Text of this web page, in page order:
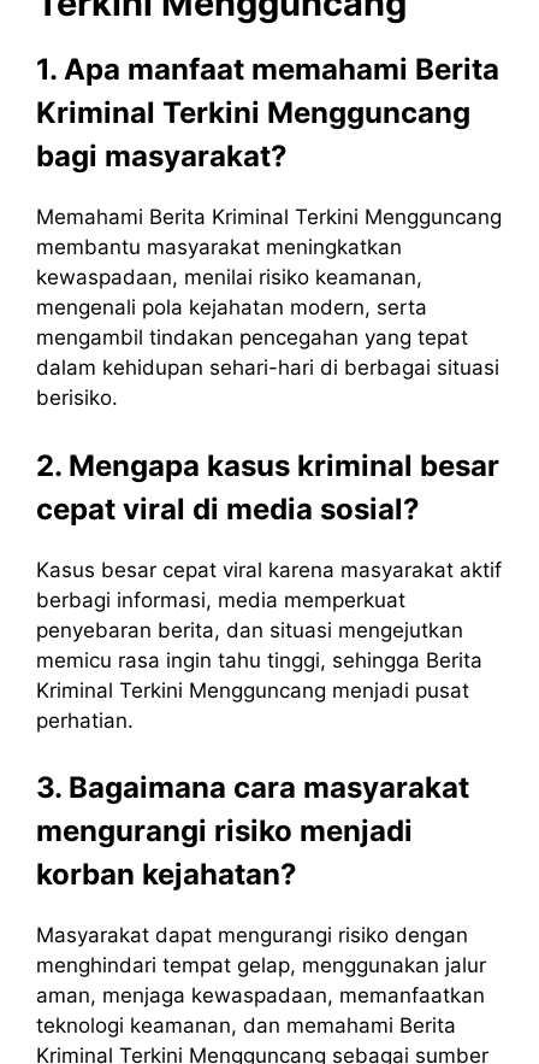
1. Apa manfaat memahami Berita
Kriminal Terkini Mengguncang
bagi masyarakat?
Memahami Berita Kriminal Terkini Mengguncang
membantu masyarakat meningkatkan
kewaspadaan, menilai risiko keamanan,
mengenali pola kejahatan modern, serta
mengambil tindakan pencegahan yang tepat
dalam kehidupan sehari-hari di berbagai situasi
berisiko.
2. Mengapa kasus kriminal besar
cepat viral di media sosial?
Kasus besar cepat viral karena masyarakat aktif
berbagi informasi, media memperkuat
penyebaran berita, dan situasi mengejutkan
memicu rasa ingin tahu tinggi, sehingga Berita
Kriminal Terkini Mengguncang menjadi pusat
perhatian.
3. Bagaimana cara masyarakat
mengurangi risiko menjadi
korban kejahatan?
Masyarakat dapat mengurangi risiko dengan
menghindari tempat gelap, menggunakan jalur
aman, menjaga kewaspadaan, memanfaatkan
teknologi keamanan, dan memahami Berita
Kriminal Terkini Mengguncang sebagai sumber